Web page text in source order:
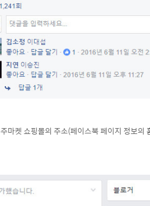
마켓 쇼핑몰의 주소(페이스북 페이지 정보의